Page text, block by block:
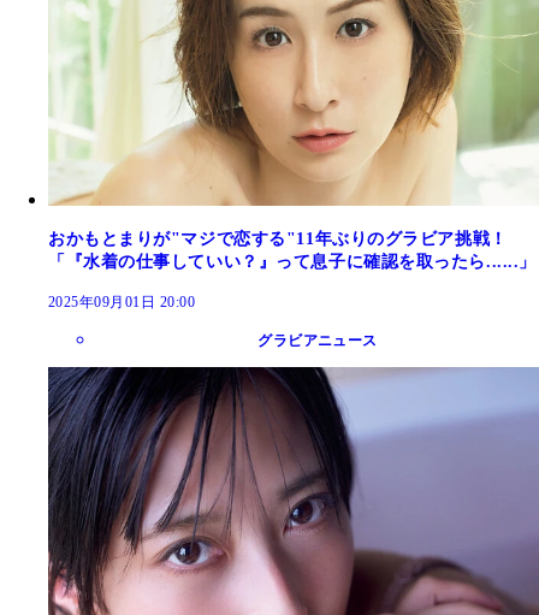
おかもとまりが"マジで恋する"11年ぶりのグラビア挑戦！
「『水着の仕事していい？』って息子に確認を取ったら......」
2025年09月01日 20:00
グラビアニュース